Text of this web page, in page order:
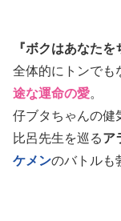
『ボクはあなた
全体的にトンでも
途な運命の愛。
仔ブタちゃんの
比呂先生を巡るア
ケメンのバトルも